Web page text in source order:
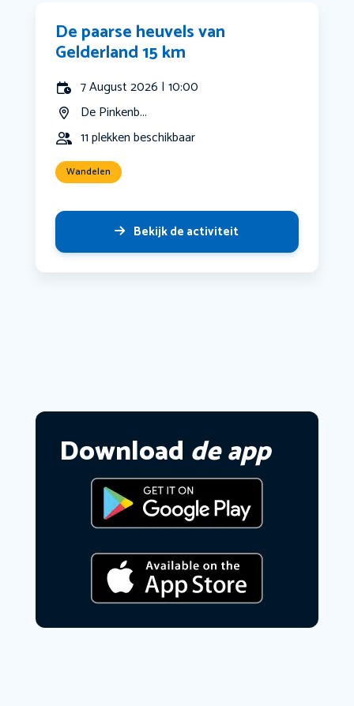
De paarse heuvels van
Gelderland 15 km
7 August 2026 | 10:00
De Pinkenb...
11 plekken beschikbaar
Wandelen
Bekijk de activiteit
Download de app